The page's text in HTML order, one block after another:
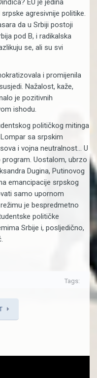
EU je jedina
agresivnije politike.
da u Srbiji postoji
pod B, i radikalska
se, ali su svi
i promijenila
Nažalost, kaže,
je pozitivnih
ishodu.
političkog mitinga
sa srpskim
i vojna neutralnost… U
Uostalom, ubrzo
Dugina, Putinovog
emancipacije srpskog
samo upornom
je bespredmetno
političke
Srbije i, posljedično,
Tags: